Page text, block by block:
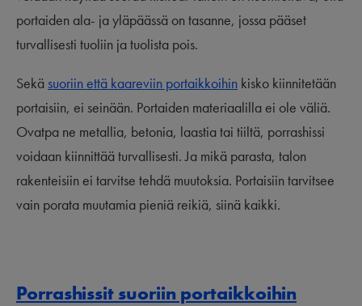
portaiden ala- ja yläpäässä on tasanne, jossa pääset
turvallisesti tuoliin ja tuolista pois.
Sekä suoriin että kaareviin portaikkoihin kisko kiinnitetään
portaisiin, ei seinään. Portaiden materiaalilla ei ole väliä.
Ovatpa ne metallia, betonia, laastia tai tiiltä, porrashissi
voidaan kiinnittää turvallisesti. Ja mikä parasta, talon
rakenteisiin ei tarvitse tehdä muutoksia. Portaisiin tarvitsee
vain porata muutamia pieniä reikiä, siinä kaikki.
Porrashissit suoriin portaikkoihin